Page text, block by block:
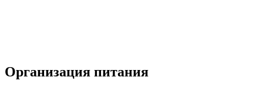
Организация питания